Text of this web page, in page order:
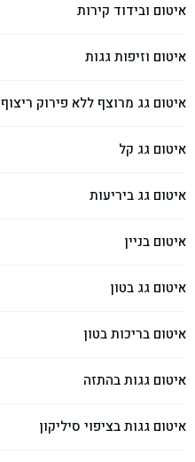
איטום ובידוד קירות
איטום וזיפות גגות
איטום גג מרוצף ללא פירוק ריצוף
איטום גג קל
איטום גג ביריעות
איטום בניין
איטום גג בטון
איטום בריכות בטון
איטום גגות בהתזה
איטום גגות בציפוי סיליקון